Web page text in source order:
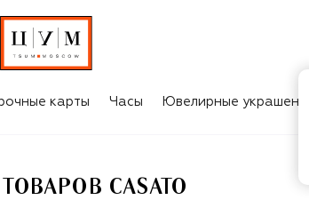
карты Часы Ювелирные украшения
CASATO